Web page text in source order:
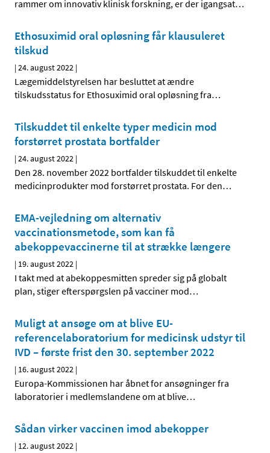
rammer om innovativ klinisk forskning, er der igangsat…
Ethosuximid oral opløsning får klausuleret
tilskud
|24. august 2022 |
Lægemiddelstyrelsen har besluttet at ændre
tilskudsstatus for Ethosuximid oral opløsning fra…
Tilskuddet til enkelte typer medicin mod
forstørret prostata bortfalder
|24. august 2022 |
Den 28. november 2022 bortfalder tilskuddet til enkelte
medicinprodukter mod forstørret prostata. For den…
EMA-vejledning om alternativ
vaccinationsmetode, som kan få
abekoppevaccinerne til at strække længere
| 19. august 2022 |
I takt med at abekoppesmitten spreder sig på globalt
plan, stiger efterspørgslen på vacciner mod…
Muligt at ansøge om at blive EU-
referencelaboratorium for medicinsk udstyr til
IVD – første frist den 30. september 2022
| 16. august 2022 |
Europa-Kommissionen har åbnet for ansøgninger fra
laboratorier i medlemslandene om at blive…
Sådan virker vaccinen imod abekopper
| 12. august 2022 |